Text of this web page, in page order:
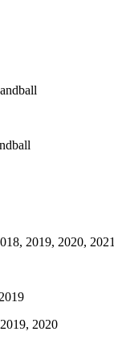
Handball
Handball
2019, 2020, 2021
2020